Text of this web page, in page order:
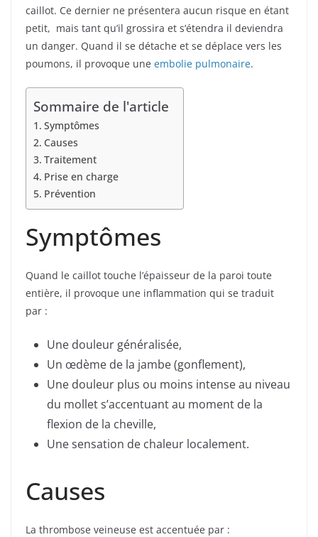
caillot. Ce dernier ne présentera aucun risque en étant
petit, mais tant qu’il grossira et s’étendra il deviendra
un danger. Quand il se détache et se déplace vers les
poumons, il provoque une embolie pulmonaire.
Sommaire de l'article
Symptômes
Causes
Traitement
Prise en charge
Prévention
Symptômes
Quand le caillot touche l’épaisseur de la paroi toute
entière, il provoque une inflammation qui se traduit
par :
Une douleur généralisée,
Un œdème de la jambe (gonflement),
Une douleur plus ou moins intense au niveau
du mollet s’accentuant au moment de la
flexion de la cheville,
Une sensation de chaleur localement.
Causes
La thrombose veineuse est accentuée par :